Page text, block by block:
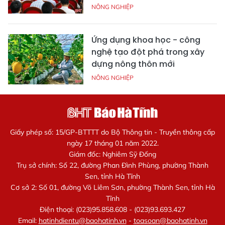
NÔNG NGHIỆP
Ứng dụng khoa học - công
nghệ tạo đột phá trong xây
dựng nông thôn mới
NÔNG NGHIỆP
Giấy phép số: 15/GP-BTTTT do Bộ Thông tin - Truyền thông cấp
ngày 17 tháng 01 năm 2022.
Giám đốc: Nghiêm Sỹ Đống
Trụ sở chính: Số 22, đường Phan Đình Phùng, phường Thành
Sen, tỉnh Hà Tĩnh
Cơ sở 2: Số 01, đường Võ Liêm Sơn, phường Thành Sen, tỉnh Hà
Tĩnh
Điện thoại: (023)95.858.608 - (023)93.693.427
Email: hatinhdientu@baohatinh.vn- toasoan@baohatinh.vn